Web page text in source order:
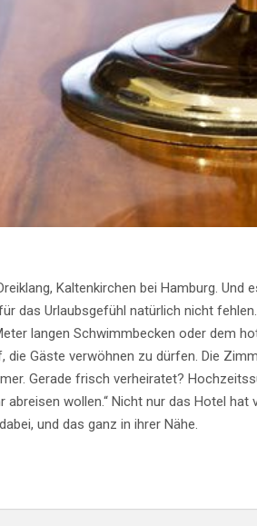
Kaltenkirchen bei Hamburg.
das Urlaubsgefühl natürlich nicht
langen Schwimmbecken oder dem
Gäste verwöhnen zu dürfen. Die
Gerade frisch verheiratet?
wollen.“ Nicht nur das Hotel
und das ganz in ihrer Nähe.